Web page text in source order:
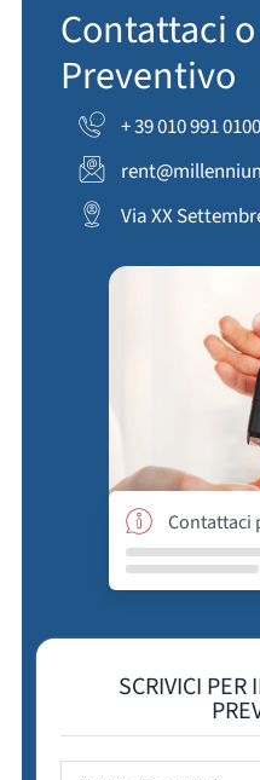
Contattaci
Preventivo
+ 39 010 991 0100
Via XX
Contattaci
SCRIVICI